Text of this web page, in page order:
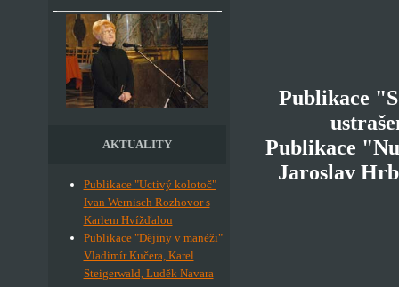
AKTUALITY
Publikace "Uctivý kolotoč"
Ivan Wernisch Rozhovor s
Karlem Hvížďalou
Publikace "Dějiny v manéži"
Vladimír Kučera, Karel
Steigerwald, Luděk Navara
Publikace
Publikace
Jaroslav